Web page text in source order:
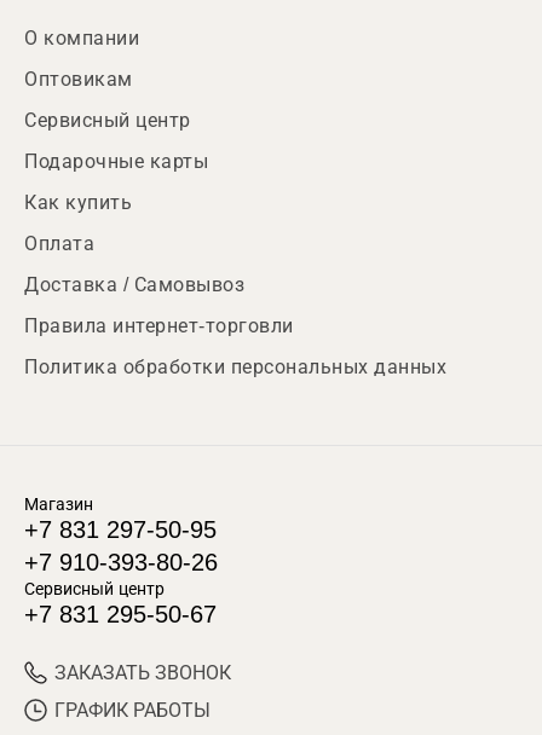
О компании
Оптовикам
Сервисный центр
Подарочные карты
Как купить
Оплата
Доставка / Самовывоз
Правила интернет-торговли
Политика обработки персональных данных
Магазин
+7 831 297-50-95
+7 910-393-80-26
Сервисный центр
+7 831 295-50-67
ЗАКАЗАТЬ ЗВОНОК
ГРАФИК РАБОТЫ